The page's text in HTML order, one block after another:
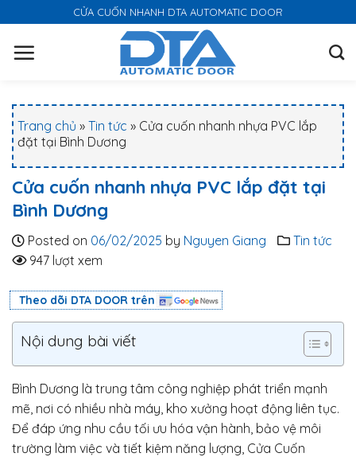
k
CỬA CUỐN NHANH DTA AUTOMATIC DOOR
Trang chủ » Tin tức » Cửa cuốn nhanh nhựa PVC lắp
đặt tại Bình Dương
Cửa cuốn nhanh nhựa PVC lắp đặt tại
Bình Dương
Posted on 06/02/2025 by Nguyen Giang
Tin tức
947 lượt xem
Theo dõi DTA DOOR trên
Nội dung bài viết
Bình Dương là trung tâm công nghiệp phát triển mạnh
mẽ, nơi có nhiều nhà máy, kho xưởng hoạt động liên tục.
Để đáp ứng nhu cầu tối ưu hóa vận hành, bảo vệ môi
trường làm việc và tiết kiệm năng lượng, Cửa Cuốn